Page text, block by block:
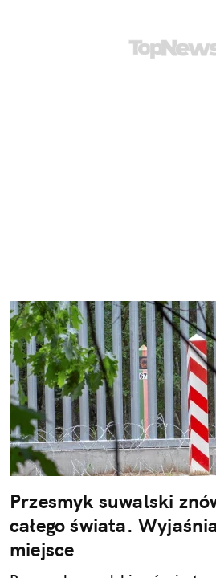
Przesmyk suwalski
całego świata.
miejsce